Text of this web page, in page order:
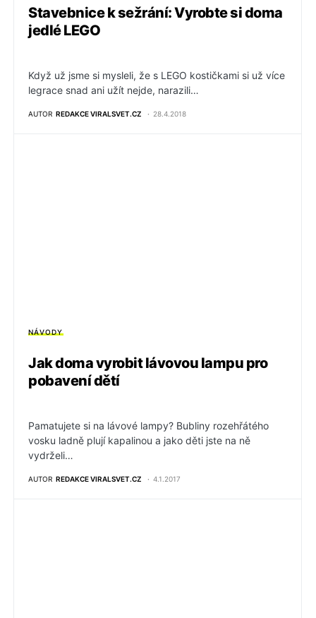
Stavebnice k sežrání: Vyrobte si doma
jedlé LEGO
Když už jsme si mysleli, že s LEGO kostičkami si už více
legrace snad ani užít nejde, narazili…
AUTOR REDAKCE VIRALSVET.CZ 28.4.2018
NÁVODY
Jak doma vyrobit lávovou lampu pro
pobavení dětí
Pamatujete si na lávové lampy? Bubliny rozehřátého
vosku ladně plují kapalinou a jako děti jste na ně
vydrželi…
AUTOR REDAKCE VIRALSVET.CZ 4.1.2017